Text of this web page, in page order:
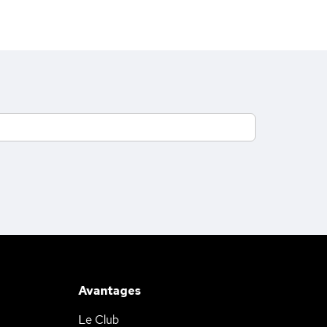
Avantages
Le Club